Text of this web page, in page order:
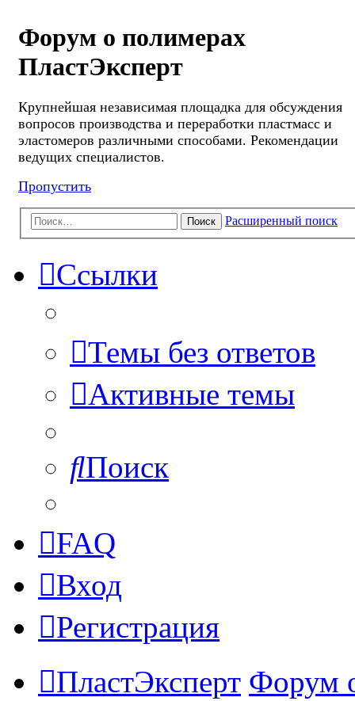
Форум о полимерах
ПластЭксперт
Крупнейшая независимая площадка для обсуждения
вопросов производства и переработки пластмасс и
эластомеров различными способами. Рекомендации
ведущих специалистов.
Пропустить
Поиск Расширенный поиск
Ссылки
Темы без ответов
Активные темы
Поиск
FAQ
Вход
Регистрация
ПластЭксперт Форум